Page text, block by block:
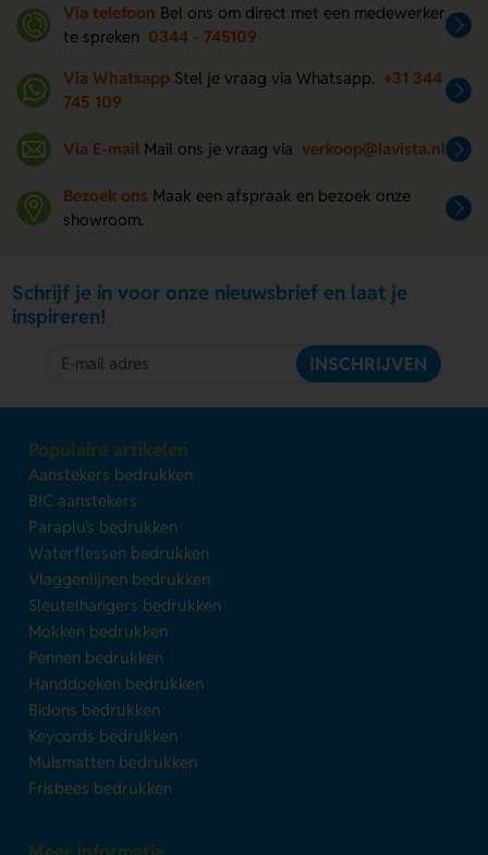
Via telefoon Bel ons om direct met een medewerker
te spreken 0344 - 745109
Via Whatsapp Stel je vraag via Whatsapp. +31 344
745 109
Via E-mail Mail ons je vraag via verkoop@lavista.nl
Bezoek ons Maak een afspraak en bezoek onze
showroom.
Schrijf je in voor onze nieuwsbrief en laat je
inspireren!
INSCHRIJVEN
Populaire artikelen
Aanstekers bedrukken
BIC aanstekers
Paraplu's bedrukken
Waterflessen bedrukken
Vlaggenlijnen bedrukken
Sleutelhangers bedrukken
Mokken bedrukken
Pennen bedrukken
Handdoeken bedrukken
Bidons bedrukken
Keycords bedrukken
Muismatten bedrukken
Frisbees bedrukken